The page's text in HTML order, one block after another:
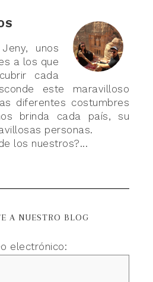
unos
a los que
cada
este maravilloso
diferentes costumbres
brinda cada país, su
personas.
los nuestros?...
A NUESTRO BLOG
electrónico: